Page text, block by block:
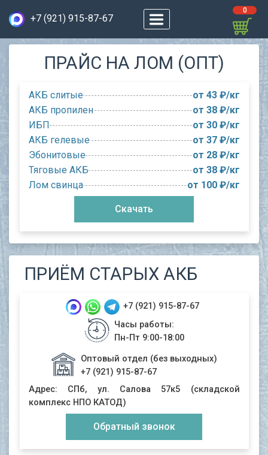
+7 (921) 915-87-67
0
ПРАЙС НА ЛОМ (ОПТ)
АКБ слитые
от 43 ₽/кг
АКБ пропилен
от 38 ₽/кг
ИБП
от 30 ₽/кг
АКБ гелевые
от 37 ₽/кг
Эбонитовые
от 28 ₽/кг
Тяговые АКБ
от 38 ₽/кг
Лом свинца
от 100 ₽/кг
Скачать
ПРИЁМ CТАРЫХ АКБ
+7 (921) 915-87-67
Часы работы:
Пн-Пт 9:00-18:00
Оптовый отдел (без выходных)
+7 (921) 915-87-67
Адрес: СПб, ул. Салова 57к5 (складской
комплекс НПО КАТОД)
Обратный звонок